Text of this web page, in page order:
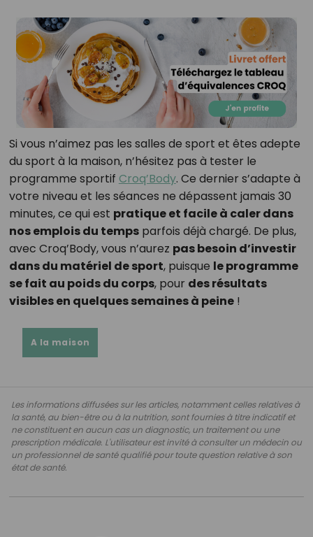
Si vous n’aimez pas les salles de sport et êtes adepte
du sport à la maison, n’hésitez pas à tester le
programme sportif Croq’Body. Ce dernier s’adapte à
votre niveau et les séances ne dépassent jamais 30
minutes, ce qui est pratique et facile à caler dans
nos emplois du tempsparfois déjà chargé. De plus,
avec Croq’Body, vous n’aurez pas besoin d’investir
dans du matériel de sport, puisque le programme
se fait au poids du corps, pour des résultats
visibles en quelques semaines à peine!
A la maison
Les informations diffusées sur les articles, notamment celles relatives à
la santé, au bien-être ou à la nutrition, sont fournies à titre indicatif et
ne constituent en aucun cas un diagnostic, un traitement ou une
prescription médicale. L'utilisateur est invité à consulter un médecin ou
un professionnel de santé qualifié pour toute question relative à son
état de santé.